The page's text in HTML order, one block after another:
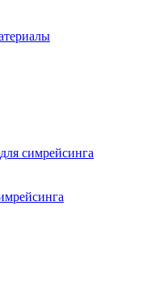
симрейсинга